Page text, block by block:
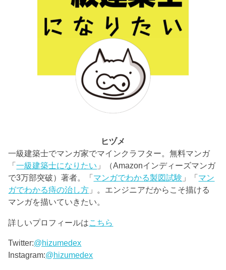
ヒヅメ
一級建築士でマンガ家でマインクラフター。無料マンガ
「一級建築士になりたい 」（Amazonインディーズマンガ
で3万部突破）著者。「マンガでわかる製図試験 」「マン
ガでわかる痔の治し方 」。エンジニアだからこそ描ける
マンガを描いていきたい。
詳しいプロフィールはこちら
Twitter:@hizumedex
Instagram:@hizumedex